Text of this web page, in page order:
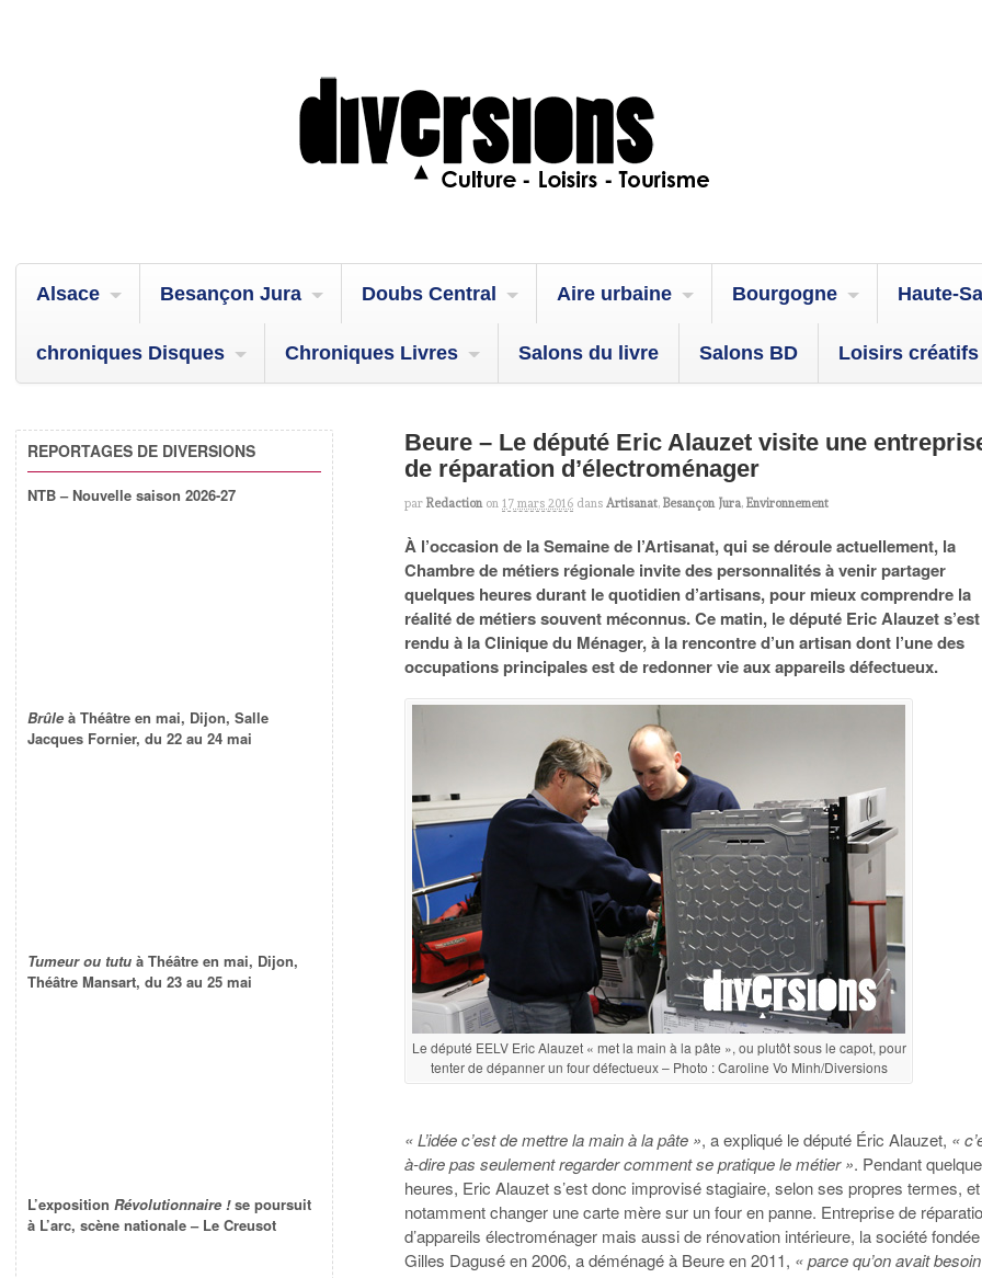
Alsace Besançon Jura Doubs Central Aire urbaine Bourgogne Haute-
chroniques Disques Chroniques Livres Salons du livre Salons BD Loisirs créatifs
Beure – Le député Eric Alauzet visite une
de réparation d’électroménager
par Redaction on 17 mars 2016 dans Artisanat,Besançon Jura,Environnement
À l’occasion de la Semaine de l’Artisanat, qui se déroule actuellement, la
Chambre de métiers régionale invite des personnalités à venir partager
quelques heures durant le quotidien d’artisans, pour mieux comprendre la
réalité de métiers souvent méconnus. Ce matin, le député Eric Alauzet s’est
rendu à la Clinique du Ménager, à la rencontre d’un artisan dont l’une des
occupations principales est de redonner vie aux appareils défectueux.
Le député EELV Eric Alauzet « met la main à la pâte », ou plutôt sous le capot, pour
tenter de dépanner un four défectueux – Photo : Caroline Vo Minh/Diversions
« L’idée c’est de mettre la main à la pâte », a expliqué le député Éric Alauzet, «
à-dire pas seulement regarder comment se pratique le métier ». Pendant
heures, Eric Alauzet s’est donc improvisé stagiaire, selon ses propres termes,
notamment changer une carte mère sur un four en panne. Entreprise de
d’appareils électroménager mais aussi de rénovation intérieure, la société
Gilles Dagusé en 2006, a déménagé à Beure en 2011, « parce qu’on avait
REPORTAGES DE DIVERSIONS
NTB – Nouvelle saison 2026-27
Brûle à Théâtre en mai, Dijon, Salle
Jacques Fornier, du 22 au 24 mai
Tumeur ou tutu à Théâtre en mai, Dijon,
Théâtre Mansart, du 23 au 25 mai
L’exposition Révolutionnaire !se poursuit
à L’arc, scène nationale – Le Creusot